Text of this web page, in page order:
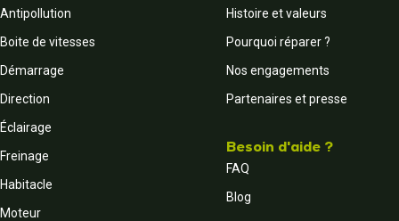
Antipollution
Boite de vitesses
Démarrage
Direction
Éclairage
Freinage
Habitacle
Moteur
Histoire et valeurs
Pourquoi réparer ?
Nos engagements
Partenaires et presse
Besoin d'aide ?
FAQ
Blog